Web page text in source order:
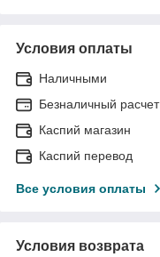
Условия оплаты
Наличными
Безналичный расчет
Каспий магазин
Каспий перевод
Все условия оплаты
Условия возврата